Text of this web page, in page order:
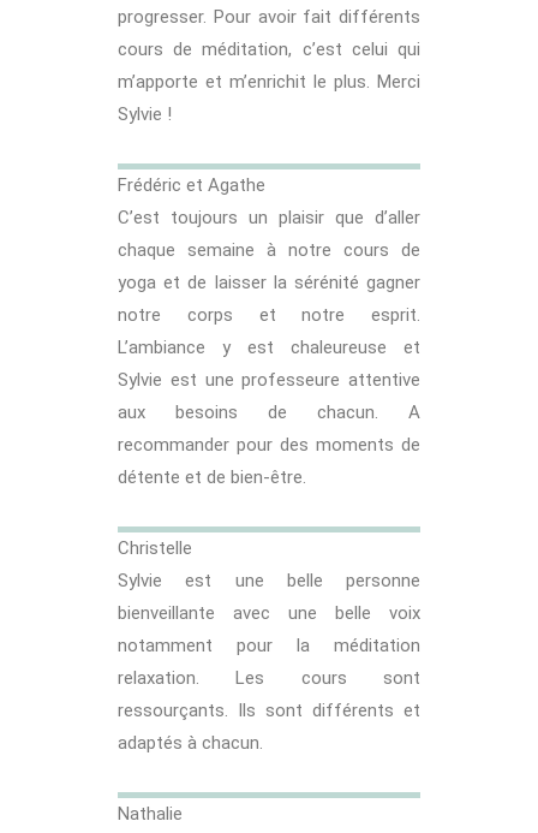
progresser. Pour avoir fait différents
cours de méditation, c’est celui qui
m’apporte et m’enrichit le plus. Merci
Sylvie !
Frédéric et Agathe
C’est toujours un plaisir que d’aller
chaque semaine à notre cours de
yoga et de laisser la sérénité gagner
notre corps et notre esprit.
L’ambiance y est chaleureuse et
Sylvie est une professeure attentive
aux besoins de chacun. A
recommander pour des moments de
détente et de bien-être.
Christelle
Sylvie est une belle personne
bienveillante avec une belle voix
notamment pour la méditation
relaxation. Les cours sont
ressourçants. Ils sont différents et
adaptés à chacun.
Nathalie